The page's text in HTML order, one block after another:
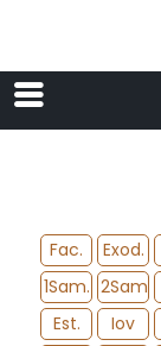
Fac. Exod.
1Sam. 2Sam
Est.
Iov